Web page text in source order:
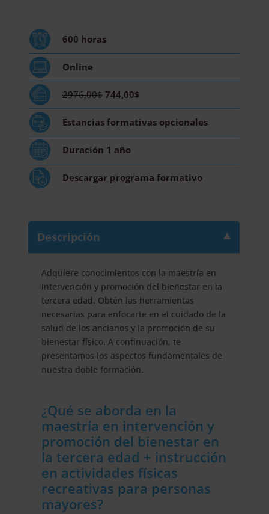
del
en
Tercera
de
Recreativas
para
Personas
la
Tercera
Edad
-
Diploma
Acreditado
por
Apostilla
la
Haya
cantidad
600 horas
Online
2976,00$ 744,00$
Estancias formativas opcionales
Duración 1 año
Descargar programa formativo
Descripción
Adquiere conocimientos con la maestría en
intervención y promoción del bienestar en la
tercera edad. Obtén las herramientas
necesarias para enfocarte en el cuidado de la
salud de los ancianos y la promoción de su
bienestar físico. A continuación, te
presentamos los aspectos fundamentales de
nuestra doble formación.
¿Qué se aborda en la
maestría en intervención y
promoción del bienestar en
la tercera edad + instrucción
en actividades físicas
recreativas para personas
mayores?